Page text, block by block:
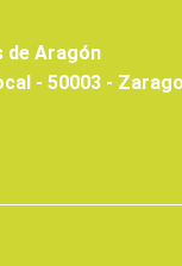
de Aragón
- 50003 -